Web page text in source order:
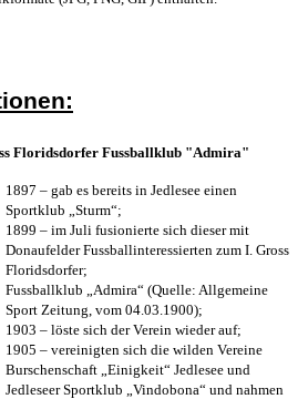
Floridsdorfer Fussballklub "Admira"
1897 – gab es bereits in Jedlesee einen
Sportklub „Sturm“;
1899 – im Juli fusionierte sich dieser mit
Donaufelder Fussballinteressierten zum I. Gross
Floridsdorfer;
Fussballklub „Admira“ (Quelle: Allgemeine
Sport Zeitung, vom 04.03.1900);
1903 – löste sich der Verein wieder auf;
1905 – vereinigten sich die wilden Vereine
Burschenschaft „Einigkeit“ Jedlesee und
Jedleseer Sportklub „Vindobona“ und nahmen